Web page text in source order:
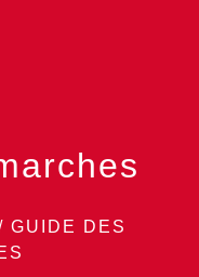
GUIDE DES